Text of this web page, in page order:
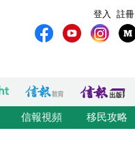
註冊
登入
信報視頻 移民攻略